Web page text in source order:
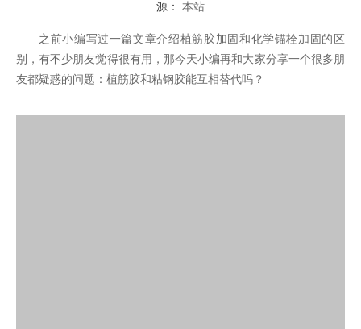
源： 本站
["wechat","weibo","qzone","douban","email"]
之前小编写过一篇文章介绍植筋胶加固和化学锚栓加固的区
别，有不少朋友觉得很有用，那今天小编再和大家分享一个很多朋
友都疑惑的问题：植筋胶和粘钢胶能互相替代吗？